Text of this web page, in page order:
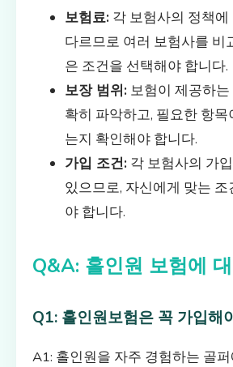
보험료: 각 보험사의 정책
다르므로 여러 보험사를 비
은 조건을 선택해야 합니다.
보장 범위: 보험이 제공하
확히 파악하고, 필요한 항목
는지 확인해야 합니다.
가입 조건: 각 보험사의 가
있으므로, 자신에게 맞는 조
야 합니다.
Q&A: 홀인원 보험에
Q1: 홀인원보험은 꼭 가입해
A1: 홀인원을 자주 경험하는 골